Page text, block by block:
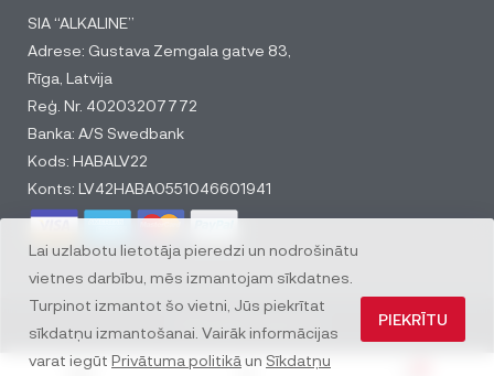
Lai uzlabotu lietotāja pieredzi un nodrošinātu
vietnes darbību, mēs izmantojam sīkdatnes.
Turpinot izmantot šo vietni, Jūs piekrītat
sīkdatņu izmantošanai. Vairāk informācijas
varat iegūt Privātuma politikā un Sīkdatņu
PIEKRĪTU
SIA “ALKALINE”
Adrese: Gustava Zemgala gatve 83,
Rīga, Latvija
Reģ. Nr. 40203207772
Banka: A/S Swedbank
Kods: HABALV22
Konts: LV42HABA0551046601941
© All rights reserved